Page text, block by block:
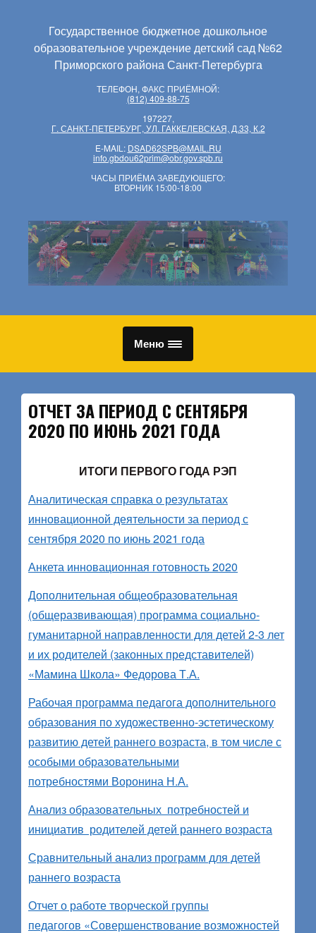
Государственное бюджетное дошкольное
образовательное учреждение детский сад №62
Приморского района Санкт-Петербурга
ТЕЛЕФОН, ФАКС ПРИЁМНОЙ:
(812) 409-88-75
197227,
Г. САНКТ-ПЕТЕРБУРГ, УЛ. ГАККЕЛЕВСКАЯ, Д.33, К.2
E-MAIL: DSAD62SPB@MAIL.RU
info.gbdou62prim@obr.gov.spb.ru
ЧАСЫ ПРИЁМА ЗАВЕДУЮЩЕГО:
ВТОРНИК 15:00-18:00
Меню
ОТЧЕТ ЗА ПЕРИОД С СЕНТЯБРЯ
2020 ПО ИЮНЬ 2021 ГОДА
ИТОГИ ПЕРВОГО ГОДА РЭП
Аналитическая справка о результатах
инновационной деятельности за период с
сентября 2020 по июнь 2021 года
Анкета инновационная готовность 2020
Дополнительная общеобразовательная
(общеразвивающая) программа социально-
гуманитарной направленности для детей 2-3 лет
и их родителей (законных представителей)
«Мамина Школа» Федорова Т.А.
Рабочая программа педагога дополнительного
образования по художественно-эстетическому
развитию детей раннего возраста, в том числе с
особыми образовательными
потребностями Воронина Н.А.
Анализ образовательных потребностей и
инициатив родителей детей раннего возраста
Сравнительный анализ программ для детей
раннего возраста
Отчет о работе творческой группы
педагогов «Совершенствование возможностей